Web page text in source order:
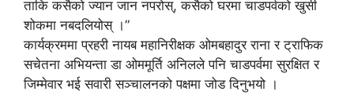
ताकि कसैको ज्यान जान नपरोस्, कसैको घरमा चाडपर्वको खुसी
शोकमा नबदलियोस् ।”
कार्यक्रममा प्रहरी नायब महानिरीक्षक ओमबहादुर राना र ट्राफिक
सचेतना अभियन्ता डा ओममूर्ति अनिलले पनि चाडपर्वमा सुरक्षित र
जिम्मेवार भई सवारी सञ्चालनको पक्षमा जोड दिनुभयो ।